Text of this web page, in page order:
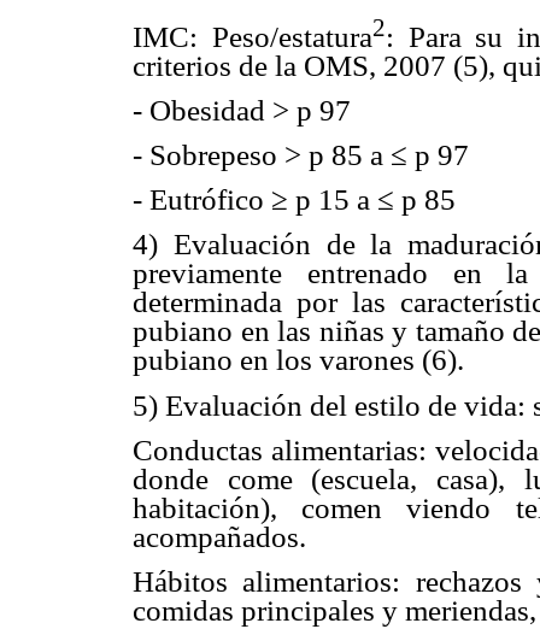
IMC: Peso/estatura2: Para su
criterios de la OMS, 2007 (5),
- Obesidad > p 97
- Sobrepeso > p 85 a ≤ p 97
- Eutrófico ≥ p 15 a ≤ p 85
4) Evaluación de la
previamente entrenado en
determinada por las
pubiano en las niñas y tamaño
pubiano en los varones (6).
5) Evaluación del estilo de vida:
Conductas alimentarias:
donde come (escuela,
habitación), comen viendo
acompañados.
Hábitos alimentarios:
comidas principales y